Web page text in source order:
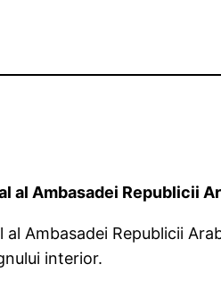
al Ambasadei Republicii
Ambasadei Republicii
interior.